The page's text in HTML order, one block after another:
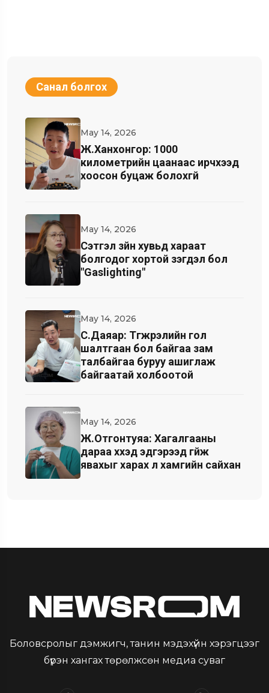
Санал болгох
May 14, 2026
Ж.Ханхонгор: 1000
километрийн цаанаас ирчхээд
хоосон буцаж болохгүй
May 14, 2026
Cэтгэл зүйн хувьд хараат
болгодог хортой үзэгдэл бол
"Gaslighting"
May 14, 2026
С.Даяар: Түгжрэлийн гол
шалтгаан бол байгаа зам
талбайгаа буруу ашиглаж
байгаатай холбоотой
May 14, 2026
Ж.Отгонтуяа: Хагалгааны
дараа хүүхэд эдгэрээд гүйж
явахыг харах л хамгийн сайхан
Боловсролыг дэмжигч, танин мэдэхүйн хэрэгцээг
бүрэн хангах төрөлжсөн медиа суваг